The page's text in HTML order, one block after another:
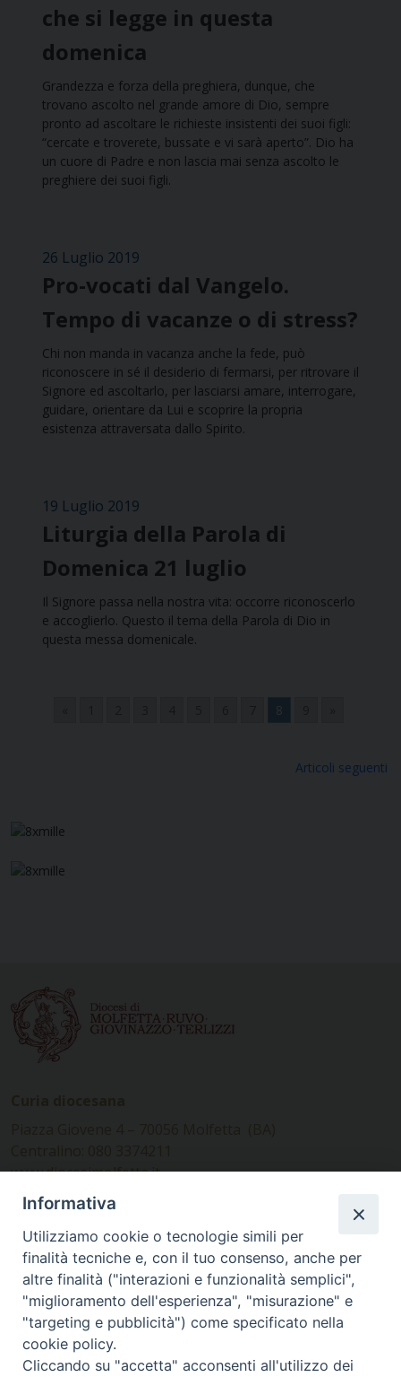
che si legge in questa
domenica
Grandezza e forza della preghiera, dunque, che
trovano ascolto nel grande amore di Dio, sempre
pronto ad ascoltare le richieste insistenti dei suoi figli:
“cercate e troverete, bussate e vi sarà aperto”. Dio ha
un cuore di Padre e non lascia mai senza ascolto le
preghiere dei suoi figli.
26 Luglio 2019
Pro-vocati dal Vangelo.
Tempo di vacanze o di stress?
Chi non manda in vacanza anche la fede, può
riconoscere in sé il desiderio di fermarsi, per ritrovare il
Signore ed ascoltarlo, per lasciarsi amare, interrogare,
guidare, orientare da Lui e scoprire la propria
esistenza attraversata dallo Spirito.
19 Luglio 2019
Liturgia della Parola di
Domenica 21 luglio
Il Signore passa nella nostra vita: occorre riconoscerlo
e accoglierlo. Questo il tema della Parola di Dio in
questa messa domenicale.
8
Articoli seguenti
www.diocesimolfetta.it –
diocesimolfetta@pec.chiesacattolica.it
Ufficio Comunicazioni sociali
Piazza Giovene 4 – 70056 Molfetta (BA)
comunicazionisociali@diocesimolfetta.it
SEGUICI SU
Informativa
Utilizziamo cookie o tecnologie simili per
finalità tecniche e, con il tuo consenso, anche per
altre finalità ("interazioni e funzionalità semplici",
"miglioramento dell'esperienza", "misurazione" e
"targeting e pubblicità") come specificato nella
cookie policy.
Cliccando su "accetta" acconsenti all'utilizzo dei